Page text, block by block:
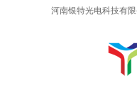
河南银特光电科技有